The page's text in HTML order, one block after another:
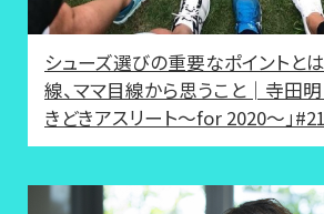
シューズ選びの重要なポイントと
線、ママ目線から思うこと│寺田明
きどきアスリート～for 2020～」#21